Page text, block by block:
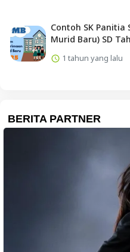
Contoh SK Panitia
Murid Baru) SD
1 tahun yang lalu